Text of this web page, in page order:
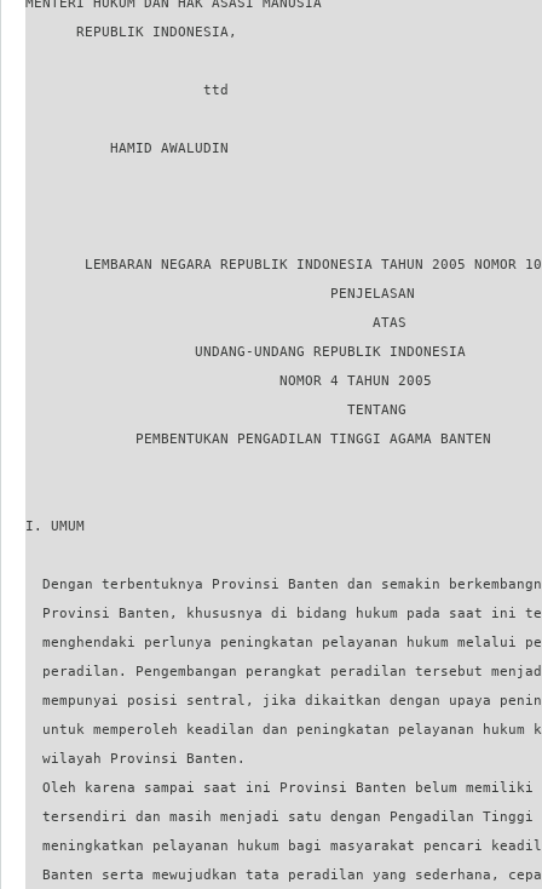
      REPUBLIK INDONESIA,
                     ttd
          HAMID AWALUDIN
LEMBARAN NEGARA REPUBLIK INDONESIA TAHUN 2005 NOMOR
                                    PENJELASAN
                                         ATAS
                    UNDANG-UNDANG REPUBLIK INDONESIA
                              NOMOR 4 TAHUN 2005
                                      TENTANG
             PEMBENTUKAN PENGADILAN TINGGI AGAMA BANTEN
I. UMUM
Dengan terbentuknya Provinsi Banten dan semakin
Provinsi Banten, khususnya di bidang hukum pada saat ini
menghendaki perlunya peningkatan pelayanan hukum melalui
peradilan. Pengembangan perangkat peradilan tersebut
mempunyai posisi sentral, jika dikaitkan dengan upaya
untuk memperoleh keadilan dan peningkatan pelayanan hukum
  wilayah Provinsi Banten.
Oleh karena sampai saat ini Provinsi Banten belum memiliki
tersendiri dan masih menjadi satu dengan Pengadilan Tinggi
meningkatkan pelayanan hukum bagi masyarakat pencari
Banten serta mewujudkan tata peradilan yang sederhana,